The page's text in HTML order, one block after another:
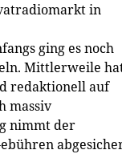
in
ging es noch
Mittlerweile
redaktionell auf
massiv
nimmt der